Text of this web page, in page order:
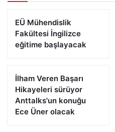
EÜ Mühendislik
Fakültesi İngilizce
eğitime başlayacak
İlham Veren Başarı
Hikayeleri sürüyor
Anttalks'un konuğu
Ece Üner olacak